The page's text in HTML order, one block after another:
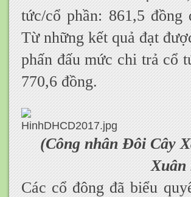
tức/cổ phần: 861,5
Từ những kết quả đạt
phấn đấu mức chi trả cổ
770,6 đồng.
(Công nhân Đôi Cây
Xuân
Các cổ đông đã biểu